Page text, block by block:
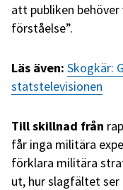
att publiken
förståelse”.
Läs även: Skogkär:
statstelevisionen
Till skillnad från
får inga militära
förklara militära
ut, hur slagfältet ser